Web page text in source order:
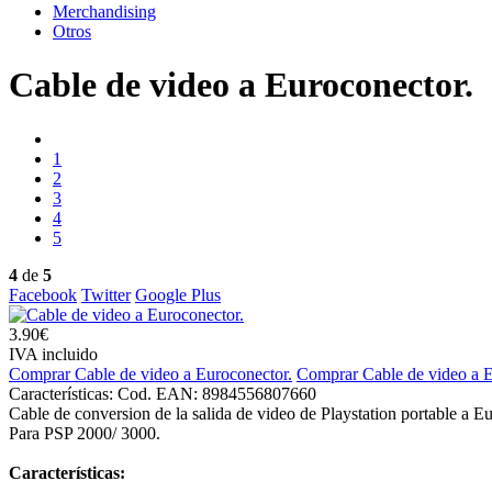
Merchandising
Otros
Cable de video a Euroconector.
1
2
3
4
5
4 de 5
Facebook Twitter Google Plus
3.90€
IVA incluido
Comprar Cable de video a Euroconector. Comprar Cable de video a
Características: Cod. EAN: 8984556807660
Cable de conversion de la salida de video de Playstation portable a
Para PSP 2000/ 3000.
Características: